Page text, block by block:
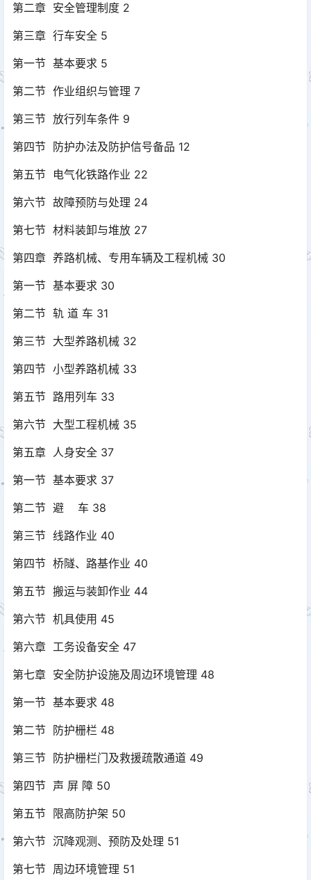
第二章 安全管理制度 2
第三章 行车安全 5
第一节 基本要求 5
第二节 作业组织与管理 7
第三节 放行列车条件 9
第四节 防护办法及防护信号备品 12
第五节 电气化铁路作业 22
第六节 故障预防与处理 24
第七节 材料装卸与堆放 27
第四章 养路机械、专用车辆及工程机械 30
第一节 基本要求 30
第二节 轨 道 车 31
第三节 大型养路机械 32
第四节 小型养路机械 33
第五节 路用列车 33
第六节 大型工程机械 35
第五章 人身安全 37
第一节 基本要求 37
第二节 避 车 38
第三节 线路作业 40
第四节 桥隧、路基作业 40
第五节 搬运与装卸作业 44
第六节 机具使用 45
第六章 工务设备安全 47
第七章 安全防护设施及周边环境管理 48
第一节 基本要求 48
第二节 防护栅栏 48
第三节 防护栅栏门及救援疏散通道 49
第四节 声 屏 障 50
第五节 限高防护架 50
第六节 沉降观测、预防及处理 51
第七节 周边环境管理 51